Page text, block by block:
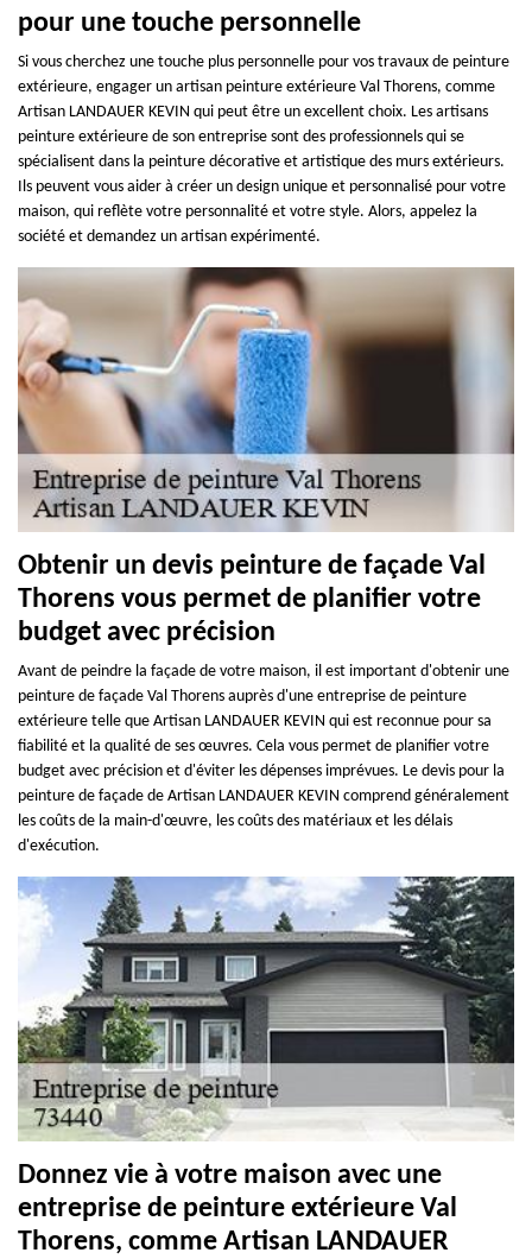
pour une touche personnelle
Si vous cherchez une touche plus personnelle pour vos travaux de peinture
extérieure, engager un artisan peinture extérieure Val Thorens, comme
Artisan LANDAUER KEVIN qui peut être un excellent choix. Les artisans
peinture extérieure de son entreprise sont des professionnels qui se
spécialisent dans la peinture décorative et artistique des murs extérieurs.
Ils peuvent vous aider à créer un design unique et personnalisé pour votre
maison, qui reflète votre personnalité et votre style. Alors, appelez la
société et demandez un artisan expérimenté.
Obtenir un devis peinture de façade Val
Thorens vous permet de planifier votre
budget avec précision
Avant de peindre la façade de votre maison, il est important d'obtenir une
peinture de façade Val Thorens auprès d'une entreprise de peinture
extérieure telle que Artisan LANDAUER KEVIN qui est reconnue pour sa
fiabilité et la qualité de ses œuvres. Cela vous permet de planifier votre
budget avec précision et d'éviter les dépenses imprévues. Le devis pour la
peinture de façade de Artisan LANDAUER KEVIN comprend généralement
les coûts de la main-d'œuvre, les coûts des matériaux et les délais
d'exécution.
Donnez vie à votre maison avec une
entreprise de peinture extérieure Val
Thorens, comme Artisan LANDAUER